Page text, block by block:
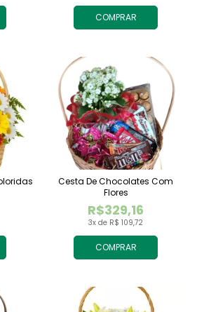
COMPRAR
COMPRAR
3x de R$ 109,72
R$329,16
Cesta De Chocolates Com
Flores